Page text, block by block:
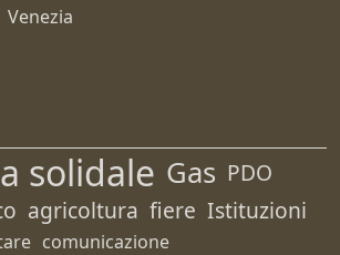
Venezia
solidale Gas PDO
agricoltura fiere Istituzioni
comunicazione